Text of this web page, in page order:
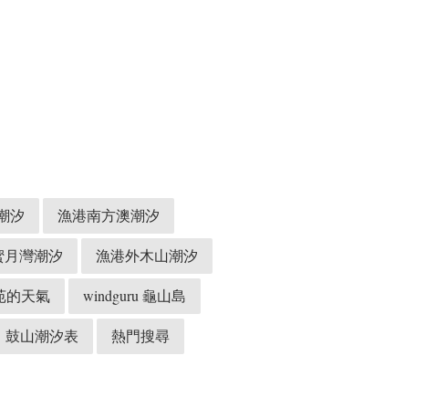
汐 漁港南方澳潮汐
月灣潮汐 漁港外木山潮汐
的天氣 windguru 龜山島
鼓山潮汐表 熱門搜尋